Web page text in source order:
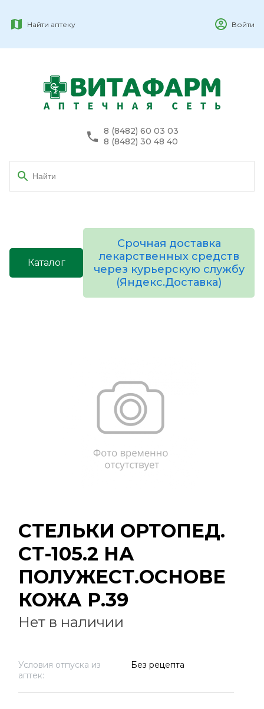
Найти аптеку Войти
8 (8482) 60 03 03
8 (8482) 30 48 40
Каталог
Срочная доставка
лекарственных средств
через курьерскую службу
(Яндекс.Доставка)
СТЕЛЬКИ ОРТОПЕД.
СТ-105.2 НА
ПОЛУЖЕСТ.ОСНОВЕ
КОЖА Р.39
Нет в наличии
Условия отпуска из
аптек:
Без рецепта